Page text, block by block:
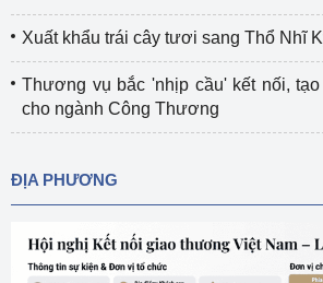
Xuất khẩu trái cây tươi sang Thổ Nhĩ
Thương vụ bắc 'nhịp cầu' kết nối,
cho ngành Công Thương
ĐỊA PHƯƠNG